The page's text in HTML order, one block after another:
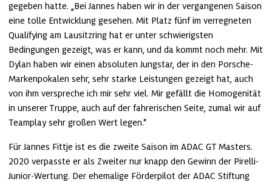
gegeben hatte. „Bei Jannes haben wir in der vergangenen Saison
eine tolle Entwicklung gesehen. Mit Platz fünf im verregneten
Qualifying am Lausitzring hat er unter schwierigsten
Bedingungen gezeigt, was er kann, und da kommt noch mehr. Mit
Dylan haben wir einen absoluten Jungstar, der in den Porsche-
Markenpokalen sehr, sehr starke Leistungen gezeigt hat, auch
von ihm verspreche ich mir sehr viel. Mir gefällt die Homogenität
in unserer Truppe, auch auf der fahrerischen Seite, zumal wir auf
Teamplay sehr großen Wert legen.“
Für Jannes Fittje ist es die zweite Saison im ADAC GT Masters.
2020 verpasste er als Zweiter nur knapp den Gewinn der Pirelli-
Junior-Wertung. Der ehemalige Förderpilot der ADAC Stiftung